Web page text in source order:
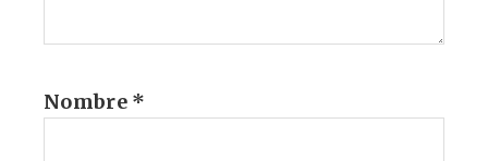
Nombre *